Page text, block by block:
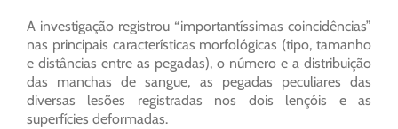
A investigação registrou “importantíssimas coincidências”
nas principais características morfológicas (tipo, tamanho
e distâncias entre as pegadas), o número e a distribuição
das manchas de sangue, as pegadas peculiares das
diversas lesões registradas nos dois lençóis e as
superfícies deformadas.